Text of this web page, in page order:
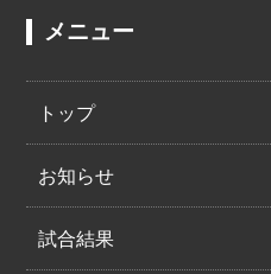
メニュー
トップ
お知らせ
試合結果